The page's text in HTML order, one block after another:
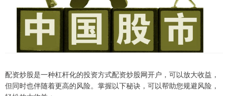
配资炒股是一种杠杆化的投资方式配资炒股网开户，可以放大收益，
但同时也伴随着更高的风险。掌握以下秘诀，可以帮助您规避风险，